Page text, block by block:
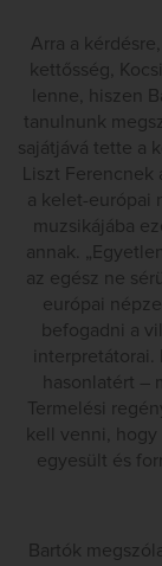
Arra a
kettősség,
lenne, hiszen
tanulnunk
sajátjává tette a
Liszt
a kelet-európai
muzsikájába
annak.
az egész ne
európai
befogadni a
hasonlatért –
Termelési
kell venni,
egyesült és
Bartók